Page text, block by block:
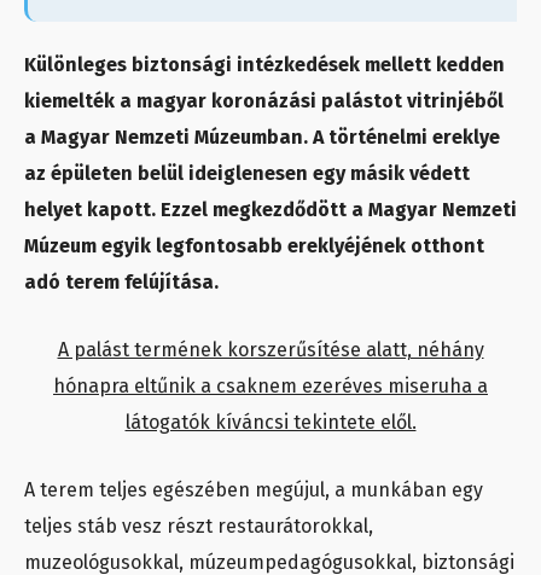
Különleges biztonsági intézkedések mellett kedden
kiemelték a magyar koronázási palástot vitrinjéből
a Magyar Nemzeti Múzeumban. A történelmi ereklye
az épületen belül ideiglenesen egy másik védett
helyet kapott. Ezzel megkezdődött a Magyar Nemzeti
Múzeum egyik legfontosabb ereklyéjének otthont
adó terem felújítása.
A palást termének korszerűsítése alatt, néhány
hónapra eltűnik a csaknem ezeréves miseruha a
látogatók kíváncsi tekintete elől.
A terem teljes egészében megújul, a munkában egy
teljes stáb vesz részt restaurátorokkal,
muzeológusokkal, múzeumpedagógusokkal, biztonsági